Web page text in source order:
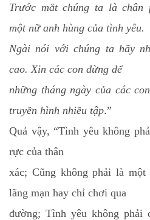
Trước mắt chúng ta là chân
một nữ anh hùng của tình yêu.
Ngài nói với chúng ta hãy
cao. Xin các con đừng để
những tháng ngày của các
truyền hình nhiều tập.”
Quả vậy, “Tình yêu không
rực của thân
xác; Cũng không phải là
lãng mạn hay chỉ chơi qua
đường; Tình yêu không phải